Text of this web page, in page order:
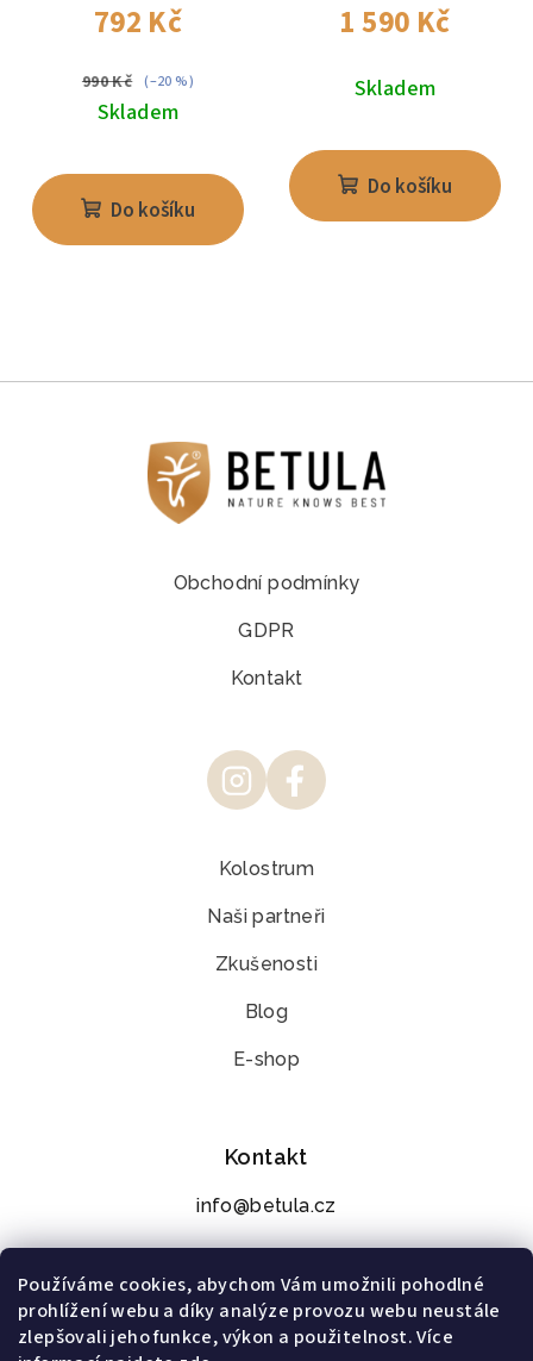
Používáme cookies, abychom Vám umožnili pohodlné
prohlížení webu a díky analýze provozu webu neustále
zlepšovali jeho funkce, výkon a použitelnost. Více
792 Kč
990 Kč (–20 %)
Skladem
Do košíku
1 590 Kč
Skladem
Do košíku
Obchodní podmínky
GDPR
Kontakt
Kolostrum
Naši partneři
Zkušenosti
Blog
E-shop
Kontakt
info@betula.cz
+420 776 273 392